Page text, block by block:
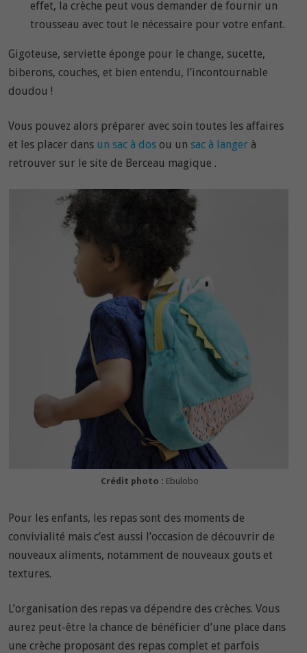
effet, la crèche peut vous demander de fournir un
trousseau avec tout le nécessaire pour votre enfant.
Gigoteuse, serviette éponge pour le change, sucette,
biberons, couches, et bien entendu, l’incontournable
doudou !
Vous pouvez alors préparer avec soin toutes les affaires
et les placer dans un sac à dos ou unsac à langer à
retrouver sur le site de Berceau magique .
Crédit photo : Ebulobo
Pour les enfants, les repas sont des moments de
convivialité mais c’est aussi l’occasion de découvrir de
nouveaux aliments, notamment de nouveaux gouts et
textures.
L’organisation des repas va dépendre des crèches. Vous
aurez peut-être la chance de bénéficier d’une place dans
une crèche proposant des repas complet et parfois